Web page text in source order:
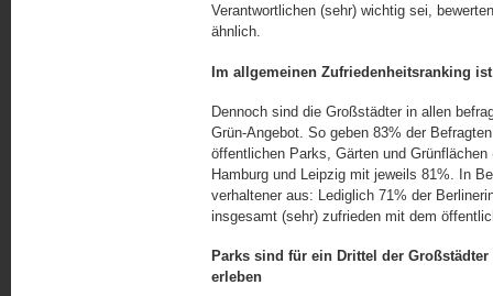
Verantwortlichen (sehr) wichtig sei,
ähnlich.
Im allgemeinen Zufriedenheitsranking
Dennoch sind die Großstädter in allen
Grün-Angebot. So geben 83% der
öffentlichen Parks, Gärten und
Hamburg und Leipzig mit jeweils 81%. In
verhaltener aus: Lediglich 71% der
insgesamt (sehr) zufrieden mit dem
Parks sind für ein Drittel der
erleben